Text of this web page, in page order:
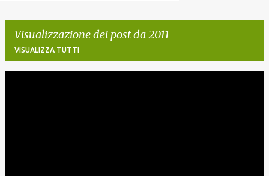
Visualizzazione dei post da 2011
VISUALIZZA TUTTI